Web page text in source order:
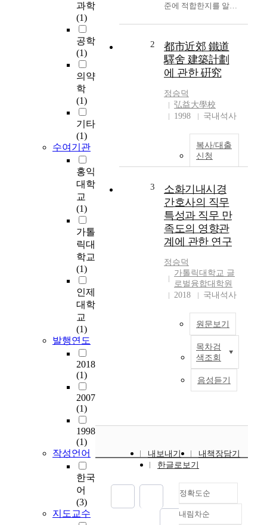
과학
(1)
공학
(1)
의약
학
(1)
기타
(1)
수여기관
홍익
대학
교
(1)
가톨
릭대
학교
(1)
인제
대학
교
(1)
발행연도
2018
(1)
2007
(1)
1998
(1)
작성언어
한국
어
(3)
지도교수
준에 적합한지를 알아
교를 통해 수능 듣기와
관련성 정도를 연구하
여 실제 수업시간에 교
육청 주관듣기평가를
수능과 관련시켜 그 활
용도를 높이고자 하는
데 그 목적이 있다. 이
인 연구 문제를 다루고
있다. 첫째, 제7차 교육
과정의 중점목표인 '의
교육청 주관듣기 평가
의 문항이 잘 부합하는
가? 둘째, 의사소통기
능 중심으로 교육청 주
관 듣기 평가에서는 의
사소통 기능이 한쪽으
로의 치우침 없이 고르
게 분포되어 있는가를
살펴본다. 셋째, 언어
처리 과정이라는 측면
평가는 어떤 문장의 빈
도수가 높고 낮은지를
하향식, 상호 작응적
과정) 넷째, 교육청 주
관 듣기평가 문항과 수
수능 듣기 문항과 얼마
2005학년도 시,도 교
육청 주관 듣기 평가 4
회분(고3용)문제 및 대
본 그리고 2005학년도
대학수학능력시험 듣
기평가 문제 및 대본들
2
都市近郊 鐵道
驛舍 建築計劃
에 관한 硏究
정승덕
弘益大學校
1998
국내석사
복사/대출
신청
3
소화기내시경
간호사의 직무
특성과 직무 만
족도의 영향관
계에 관한 연구
정승덕
가톨릭대학교 글
로벌융합대학원
2018
국내석사
원문보기
목차검
색조회
음성듣기
a
a
내보내기
내책장담기
한글로보기
정확도순
정확도
내림차순